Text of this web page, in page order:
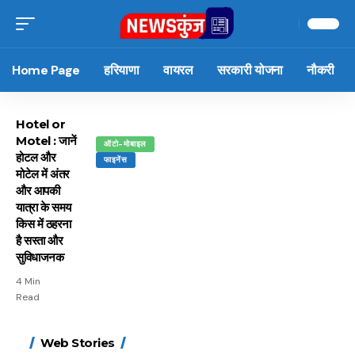
Home Page हरियाणा वायरल सरकारी योजना नौकरी
ऑटो-मोबाइल
फाइनेंस
Hotel or
Motel : जानें
होटल और
मोटेल में अंतर
और आपकी
यात्रा के समय
किस में ठहरना
है सस्ता और
सुविधाजनक
4 Min
Read
Web Stories
15 नवंबर से लागू होंगे
मोटापे को कम करने के लिए